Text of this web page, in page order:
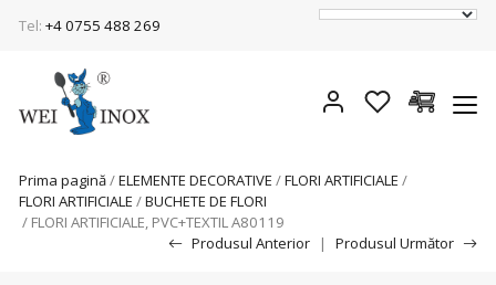
Tel: +4 0755 488 269
Prima pagină/ELEMENTE DECORATIVE /FLORI ARTIFICIALE /
FLORI ARTIFICIALE /BUCHETE DE FLORI
/ FLORI ARTIFICIALE, PVC+TEXTIL A80119
Produsul Anterior
| Produsul Următor